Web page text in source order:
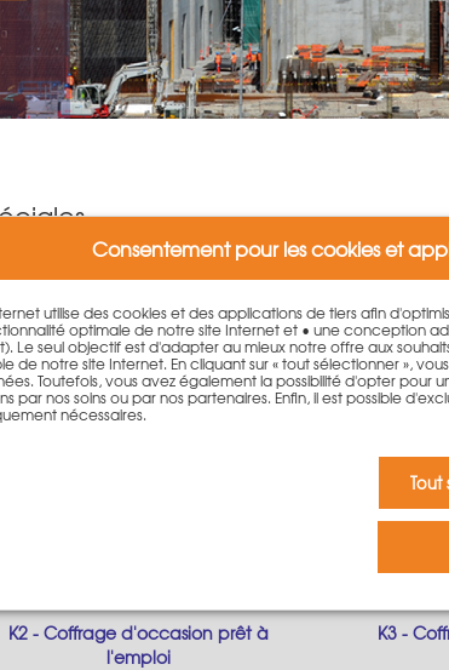
K2 - Coffrage d'occasion prêt à
l'emploi
K3 -
Consentement pour les cookies et
utilise des cookies et des applications de tiers afin
optimale de notre site Internet et • une conception
Le seul objectif est d'adapter au mieux notre offre aux
de notre site Internet. En cliquant sur « tout sélectionner »,
Toutefois, vous avez également la possibilité d'opter pour
par nos soins ou par nos partenaires. Enfin, il est possible
nécessaires.
Tout